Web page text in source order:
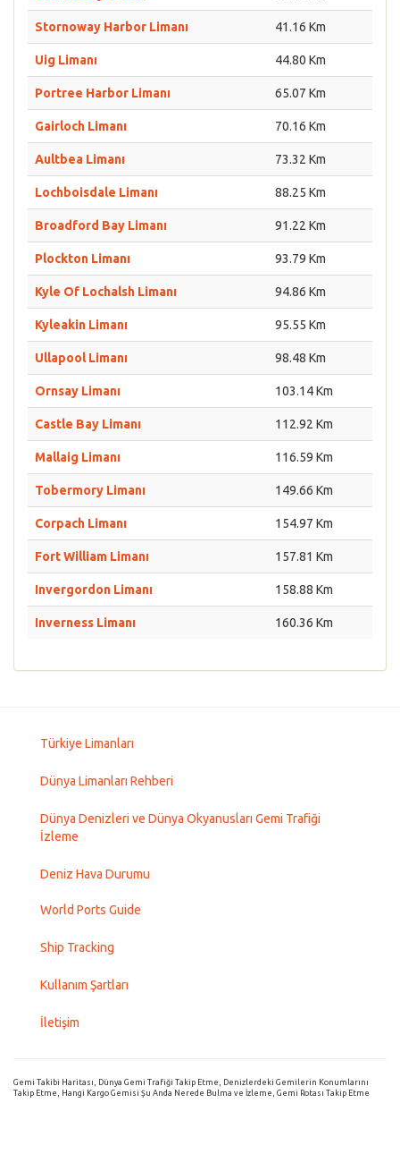
Stornoway Harbor Limanı 41.16 Km
Uig Limanı 44.80 Km
Portree Harbor Limanı 65.07 Km
Gairloch Limanı 70.16 Km
Aultbea Limanı 73.32 Km
Lochboisdale Limanı 88.25 Km
Broadford Bay Limanı 91.22 Km
Plockton Limanı 93.79 Km
Kyle Of Lochalsh Limanı 94.86 Km
Kyleakin Limanı 95.55 Km
Ullapool Limanı 98.48 Km
Ornsay Limanı 103.14 Km
Castle Bay Limanı 112.92 Km
Mallaig Limanı 116.59 Km
Tobermory Limanı 149.66 Km
Corpach Limanı 154.97 Km
Fort William Limanı 157.81 Km
Invergordon Limanı 158.88 Km
Inverness Limanı 160.36 Km
Türkiye Limanları
Dünya Limanları Rehberi
Dünya Denizleri ve Dünya Okyanusları Gemi Trafiği
İzleme
Deniz Hava Durumu
World Ports Guide
Ship Tracking
Kullanım Şartları
İletişim
Gemi Takibi Haritası, Dünya Gemi Trafiği Takip Etme, Denizlerdeki Gemilerin Konumlarını
Takip Etme, Hangi Kargo Gemisi Şu Anda Nerede Bulma ve İzleme, Gemi Rotası Takip Etme